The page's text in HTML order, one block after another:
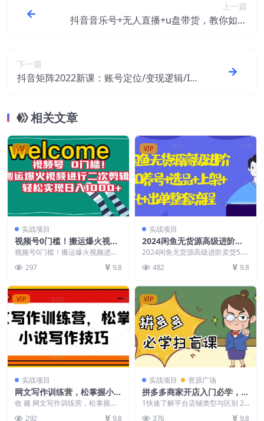
上一篇
抖音音乐号+无人直播+u盘带货，教你如何
下一篇
抖音矩阵2022新课：账号定位/变现逻辑/IP
相关文章
VIP
实战项目
视频号0门槛！搬运爆火视频
进行二次剪辑，轻松实现日入
1000+【揭秘】
视频号0门槛！搬运爆火视频进行
【揭秘】 项目介绍...
297 9.8
VIP
实战项目
2024闲鱼无货源高级进阶卖
货5.0.养号+选品+上架+优化
+出单整套流程【揭秘】
2024闲鱼无货源高级进阶卖货5.0.
流程【揭秘...
482 9.8
VIP
实战项目
网文写作训练营，松掌握小说
写作技巧
收 藏 网文写作训练营，松掌握小
292 9.8
VIP
实战项目 资源广场
拼多多商家开店入门必学，0
基础新手小白扫盲课（58节
1快速了解平台店铺类型与区别 2
376 9.8